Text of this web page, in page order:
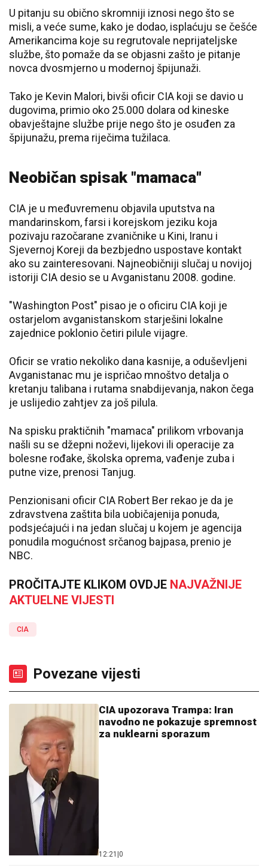
U pitanju su obično skromniji iznosi nego što se
misli, a veće sume, kako je dodao, isplaćuju se češće
Amerikancima koje su regrutovale neprijateljske
službe, što pomaže da se objasni zašto je pitanje
novca dvosmjerno u modernoj špijunaži.
Tako je Kevin Malori, bivši oficir CIA koji se davio u
dugovima, primio oko 25.000 dolara od kineske
obavještajne službe prije nego što je osuđen za
špijunažu, prema riječima tužilaca.
Neobičan spisak "mamaca"
CIA je u međuvremenu objavila uputstva na
mandarinskom, farsi i korejskom jeziku koja
pozivaju razočarane zvaničnike u Kini, Iranu i
Sjevernoj Koreji da bezbjedno uspostave kontakt
ako su zainteresovani. Najneobičniji slučaj u novijoj
istoriji CIA desio se u Avganistanu 2008. godine.
"Washington Post" pisao je o oficiru CIA koji je
ostarjelom avganistanskom starješini lokalne
zajednice poklonio četiri pilule vijagre.
Oficir se vratio nekoliko dana kasnije, a oduševljeni
Avganistanac mu je ispričao mnoštvo detalja o
kretanju talibana i rutama snabdijevanja, nakon čega
je uslijedio zahtjev za još pilula.
Na spisku praktičnih "mamaca" prilikom vrbovanja
našli su se džepni noževi, lijekovi ili operacije za
bolesne rođake, školska oprema, vađenje zuba i
putne vize, prenosi Tanjug.
Penzionisani oficir CIA Robert Ber rekao je da je
zdravstvena zaštita bila uobičajenija ponuda,
podsjećajući i na jedan slučaj u kojem je agencija
ponudila mogućnost srčanog bajpasa, prenio je
NBC.
PROČITAJTE KLIKOM OVDJE NAJVAŽNIJE
AKTUELNE VIJESTI
CIA
Povezane vijesti
CIA upozorava Trampa: Iran
navodno ne pokazuje spremnost
za nuklearni sporazum
12:21 0